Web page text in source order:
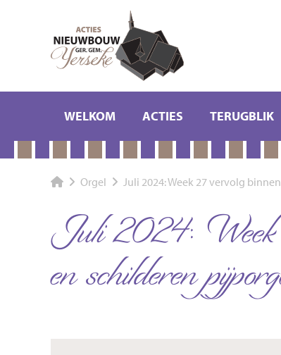
WELKOM ACTIES TERUGBLIK
Orgel Juli 2024: Week 27 vervolg
Juli 2024: Week
en schilderen